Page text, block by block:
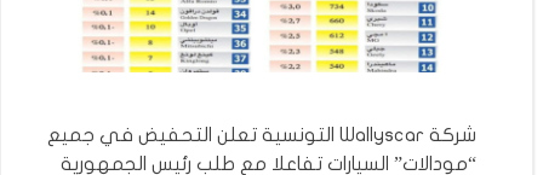
شركة Wallyscar التونسية تعلن التحفيض في جميع
“مودالات” السيارات تفاعلا مع طلب رئيس الجمهورية